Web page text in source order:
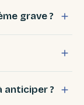
grave ?
anticiper ?